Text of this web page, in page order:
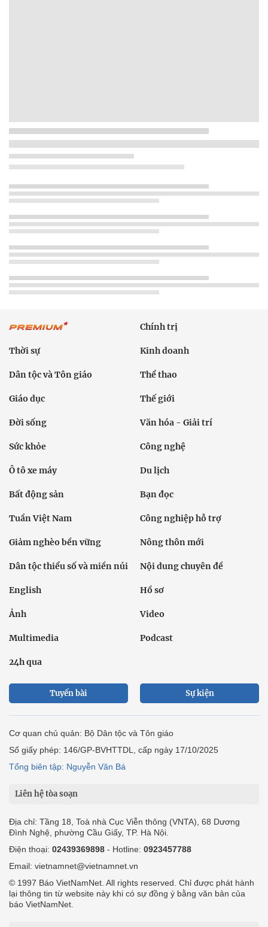
Chính trị
Thời sự Kinh doanh
Dân tộc và Tôn giáo Thể thao
Giáo dục Thế giới
Đời sống Văn hóa - Giải trí
Sức khỏe Công nghệ
Ô tô xe máy Du lịch
Bất động sản Bạn đọc
Tuần Việt Nam Công nghiệp hỗ trợ
Giảm nghèo bền vững Nông thôn mới
Dân tộc thiểu số và miền núi Nội dung chuyên đề
English Hồ sơ
Ảnh Video
Multimedia Podcast
24h qua
Tuyến bài Sự kiện
Cơ quan chủ quản: Bộ Dân tộc và Tôn giáo
Số giấy phép: 146/GP-BVHTTDL, cấp ngày 17/10/2025
Tổng biên tập: Nguyễn Văn Bá
Liên hệ tòa soạn
Địa chỉ: Tầng 18, Toà nhà Cục Viễn thông (VNTA), 68 Dương
Đình Nghệ, phường Cầu Giấy, TP. Hà Nội.
Điện thoại: 02439369898 - Hotline: 0923457788
Email: vietnamnet@vietnamnet.vn
© 1997 Báo VietNamNet. All rights reserved. Chỉ được phát hành
lại thông tin từ website này khi có sự đồng ý bằng văn bản của
báo VietNamNet.